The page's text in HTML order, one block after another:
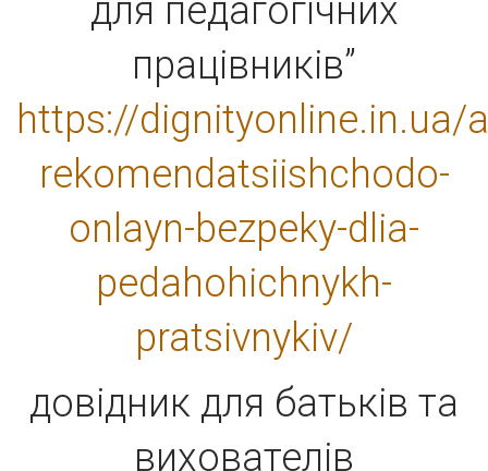
для педагогічних
працівників”
https://
rekomendatsiishchodo-
onlayn-bezpeky-dlia-
pedahohichnykh-
pratsivnykiv/
довідник для батьків та
вихователів